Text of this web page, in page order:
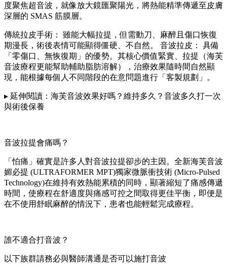
度聚焦超音波，就像放大鏡匯聚陽光，將熱能精準傳遞至皮膚
深層的 SMAS 筋膜層。
傳統拉皮手術： 雖能大幅拉提，但需動刀、麻醉且傷口恢復
期漫長，術後表情可能顯得僵硬、不自然。 音波拉皮： 具備
「零傷口、無恢復期」的優勢。其核心價值緊實、拉提（海芙
音波療程更能幫助輔助脂肪溶解），治療效果隨時間自然顯
現，能根據每個人不同階段的在意問題進行「客製規劃」。
▸ 延伸閱讀：海芙音波效果好嗎？維持多久？音波多久打一次
與術後保養
音波拉提會痛嗎？
「怕痛」確實是許多人對音波拉提卻步的主因。全新海芙音波
媚必提 (ULTRAFORMER MPT)獨家微脈衝技術 (Micro-Pulsed
Technology)在維持有效熱能累積的同時，顯著縮短了痛感傳遞
時間，使療程在舒適度與痛感可控之間取得更佳平衡，即便是
在不使用舒眠麻醉的情況下，患者也能輕鬆完成療程。
誰不適合打音波？
以下族群請務必與醫師溝通是否可以施打音波